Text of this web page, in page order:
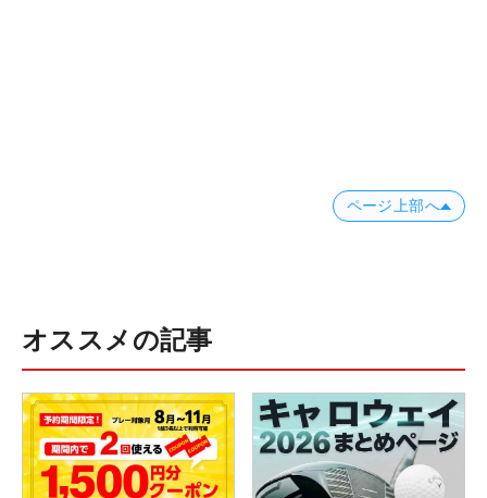
ページ上部へ
オススメの記事